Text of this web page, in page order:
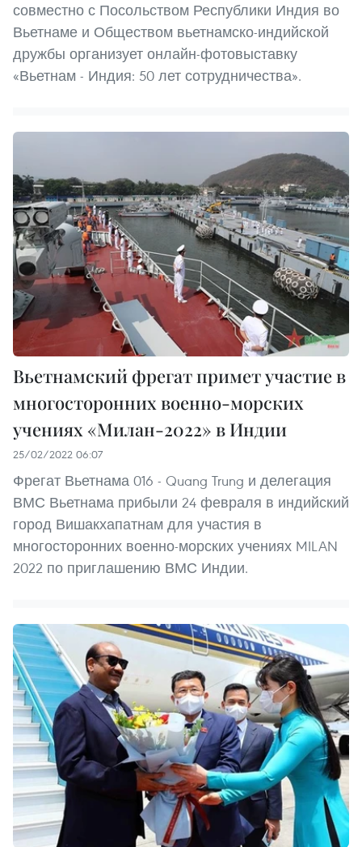
совместно с Посольством Республики Индия во
Вьетнаме и Обществом вьетнамско-индийской
дружбы организует онлайн-фотовыставку
«Вьетнам - Индия: 50 лет сотрудничества».
Вьетнамский фрегат примет участие в
многосторонних военно-морских
учениях «Милан-2022» в Индии
25/02/2022 06:07
Фрегат Вьетнама 016 - Quang Trung и делегация
ВМС Вьетнама прибыли 24 февраля в индийский
город Вишакхапатнам для участия в
многосторонних военно-морских учениях MILAN
2022 по приглашению ВМС Индии.